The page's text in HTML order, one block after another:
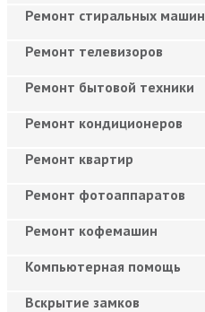
Ремонт стиральных машин
Ремонт телевизоров
Ремонт бытовой техники
Ремонт кондиционеров
Ремонт квартир
Ремонт фотоаппаратов
Ремонт кофемашин
Компьютерная помощь
Вскрытие замков